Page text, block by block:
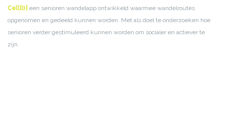
Cell[0] een senioren wandelapp ontwikkeld waarmee wandelroutes
opgenomen en gedeeld kunnen worden. Met als doel te onderzoeken hoe
senioren verder gestimuleerd kunnen worden om socialer en actiever te
zijn.